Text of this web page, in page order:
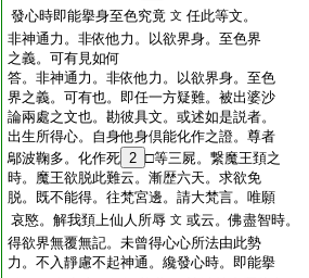
發心時即能擧身至色究竟 文 任此等文。
非神通力。非依他力。以欲界身。至色界
之義。可有見如何
答。非神通力。非依他力。以欲界身。至色
界之義。可有也。即任一方疑難。被出婆沙
論兩處之文也。勘彼具文。或述如是説者。
出生所得心。自身他身倶能化作之證。尊者
鄔波鞠多。化作死 2 □等三屍。繋魔王頚之
時。魔王欲脱此難云。漸歴六天。求欲免
脱。既不能得。往梵宮邊。請大梵言。唯願
哀愍。解我頚上仙人所辱 文 或云。佛盡智時。
得欲界無覆無記。未曾得心心所法由此勢
力。不入靜慮不起神通。纔發心時。即能擧